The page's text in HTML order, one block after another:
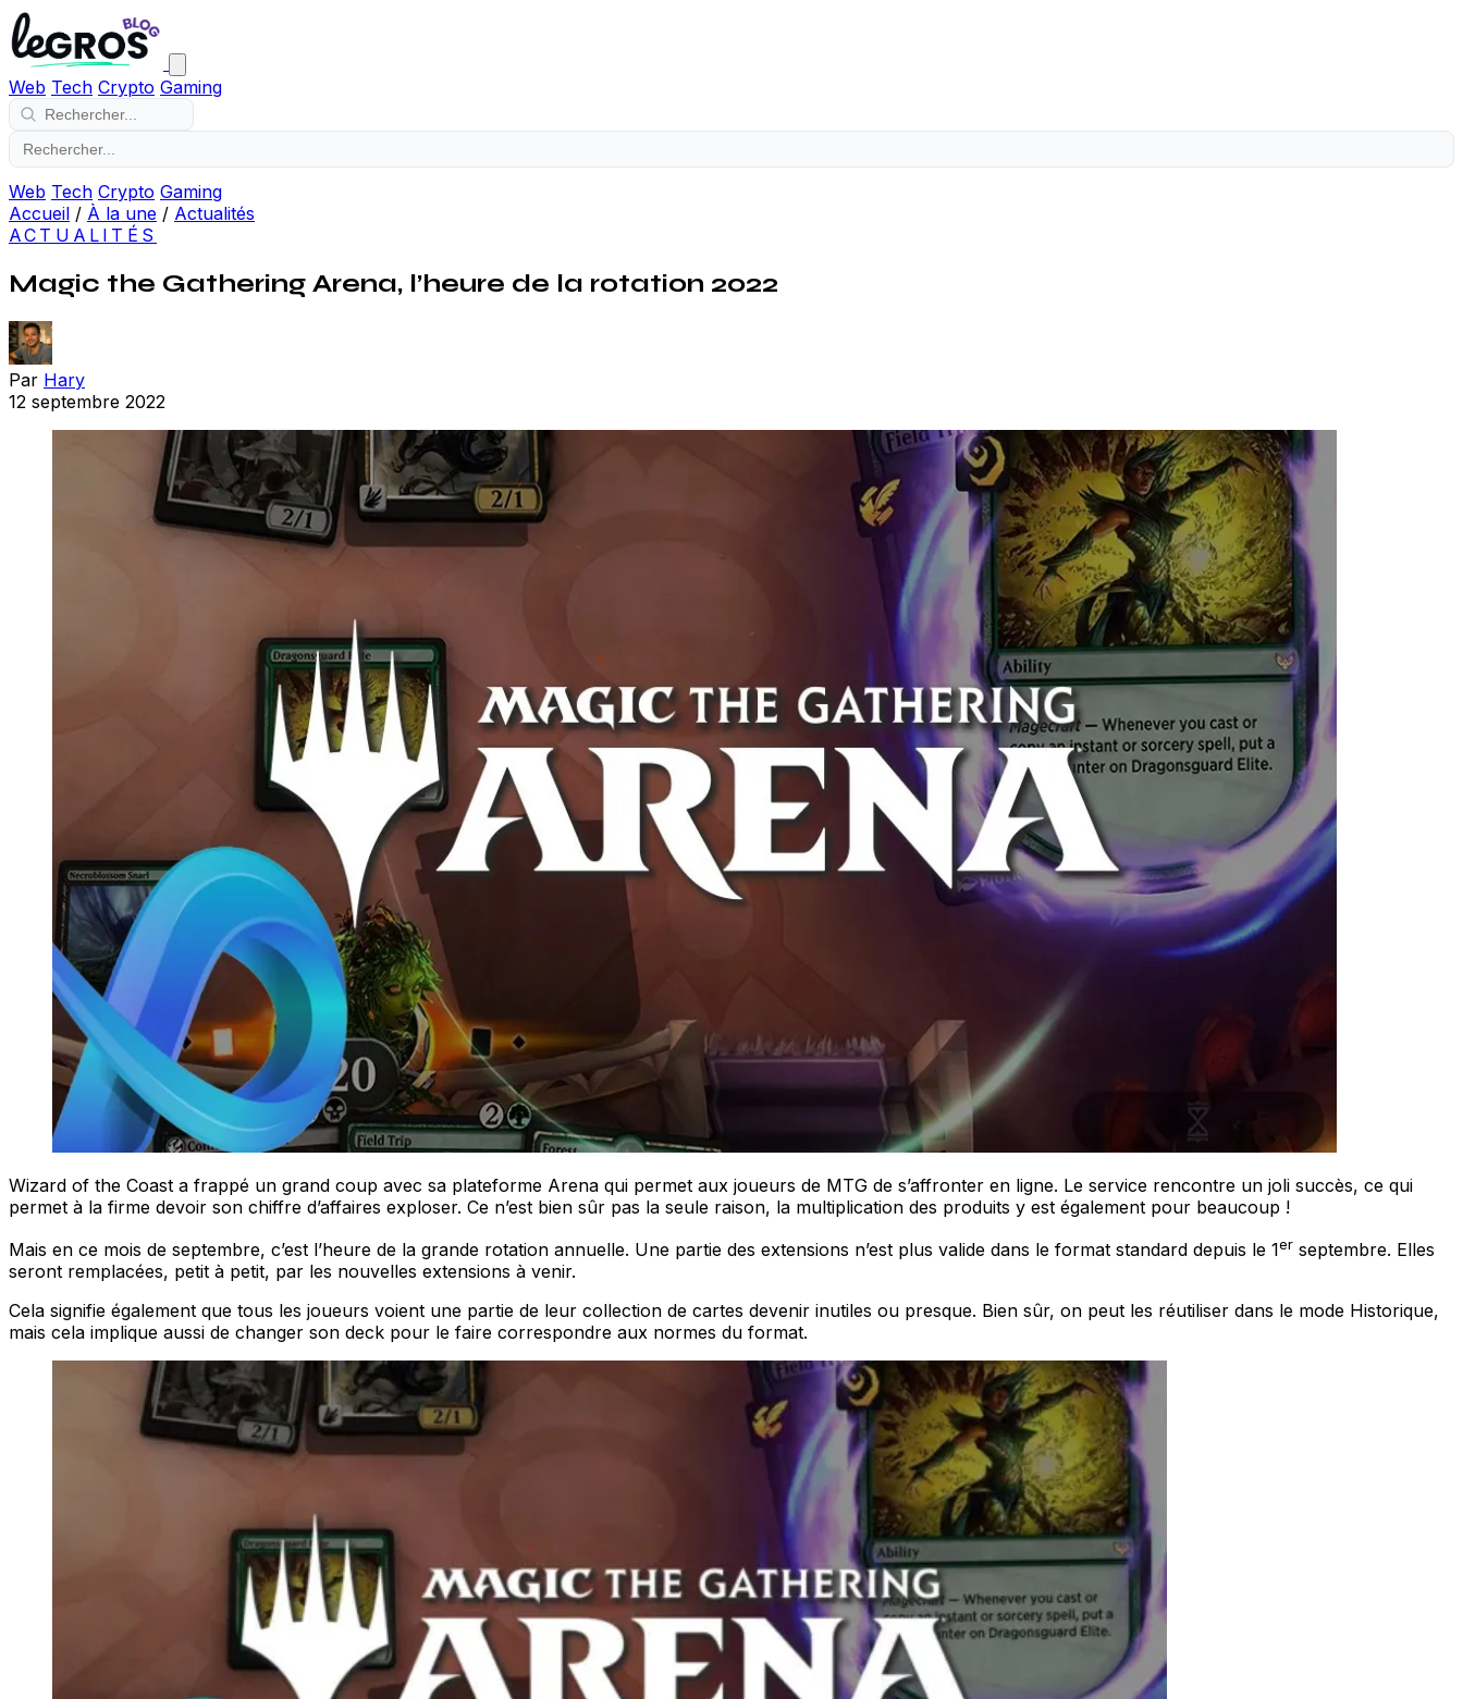
Web Tech Crypto Gaming
Web Tech Crypto Gaming
Accueil / À la une / Actualités
ACTUALITÉS
Magic the Gathering Arena, l’heure de la rotation 2022
Par Hary
12 septembre 2022
Wizard of the Coast a frappé un grand coup avec sa plateforme Arena qui permet aux joueurs de MTG de s’affronter en ligne. Le service rencontre un joli succès, ce qui
permet à la firme devoir son chiffre d’affaires exploser. Ce n’est bien sûr pas la seule raison, la multiplication des produits y est également pour beaucoup !
Mais en ce mois de septembre, c’est l’heure de la grande rotation annuelle. Une partie des extensions n’est plus valide dans le format standard depuis le 1er septembre. Elles
seront remplacées, petit à petit, par les nouvelles extensions à venir.
Cela signifie également que tous les joueurs voient une partie de leur collection de cartes devenir inutiles ou presque. Bien sûr, on peut les réutiliser dans le mode Historique,
mais cela implique aussi de changer son deck pour le faire correspondre aux normes du format.